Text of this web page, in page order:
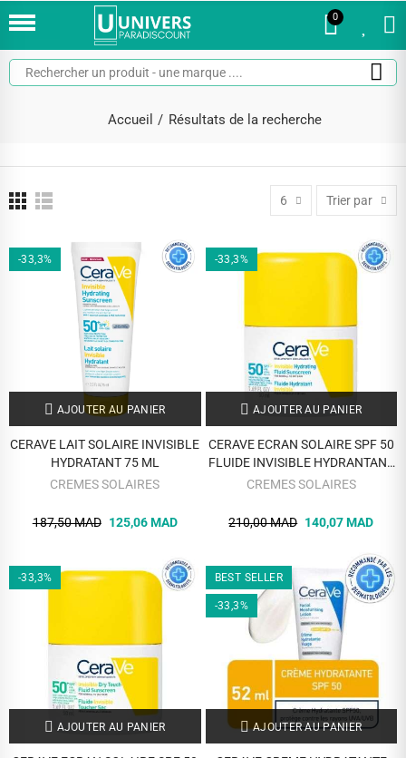
0
Accueil Résultats de la recherche
6 Trier par
-33,3%
AJOUTER AU PANIER
CERAVE LAIT SOLAIRE INVISIBLE
HYDRATANT 75 ML
CREMES SOLAIRES
187,50 MAD 125,06 MAD
-33,3%
AJOUTER AU PANIER
CERAVE ECRAN SOLAIRE SPF 50
FLUIDE INVISIBLE HYDRANTANT
50 ML
CREMES SOLAIRES
210,00 MAD 140,07 MAD
-33,3%
AJOUTER AU PANIER
BEST SELLER
-33,3%
AJOUTER AU PANIER